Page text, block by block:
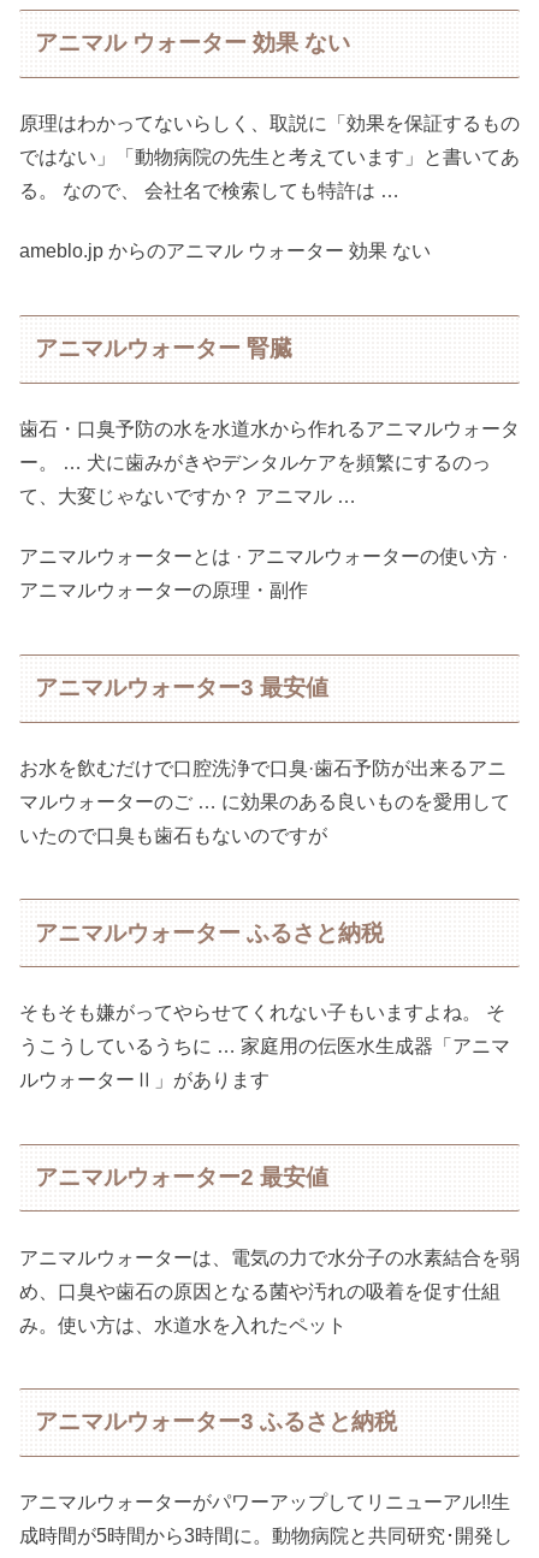
アニマル ウォーター 効果 ない
原理はわかってないらしく、取説に「効果を保証するもの
ではない」「動物病院の先生と考えています」と書いてあ
る。 なので、 会社名で検索しても特許は …
ameblo.jp からのアニマル ウォーター 効果 ない
アニマルウォーター 腎臓
歯石・口臭予防の水を水道水から作れるアニマルウォータ
ー。 … 犬に歯みがきやデンタルケアを頻繁にするのっ
て、大変じゃないですか？ アニマル …
‎アニマルウォーターとは · ‎アニマルウォーターの使い方 · ‎
アニマルウォーターの原理・副作
アニマルウォーター3 最安値
お水を飲むだけで口腔洗浄で口臭·歯石予防が出来るアニ
マルウォーターのご … に効果のある良いものを愛用して
いたので口臭も歯石もないのですが
アニマルウォーター ふるさと納税
そもそも嫌がってやらせてくれない子もいますよね。 そ
うこうしているうちに … 家庭用の伝医水生成器「アニマ
ルウォーターⅡ」があります
アニマルウォーター2 最安値
アニマルウォーターは、電気の力で水分子の水素結合を弱
め、口臭や歯石の原因となる菌や汚れの吸着を促す仕組
み。使い方は、水道水を入れたペット
アニマルウォーター3 ふるさと納税
アニマルウォーターがパワーアップしてリニューアル!!生
成時間が5時間から3時間に。動物病院と共同研究･開発し